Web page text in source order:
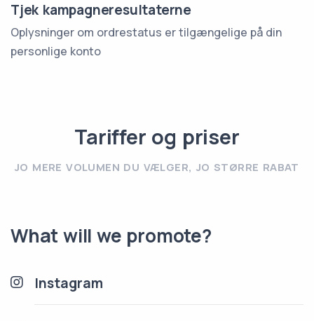
Tjek kampagneresultaterne
Oplysninger om ordrestatus er tilgængelige på din
personlige konto
Tariffer og priser
JO MERE VOLUMEN DU VÆLGER, JO STØRRE RABAT
What will we promote?
Instagram